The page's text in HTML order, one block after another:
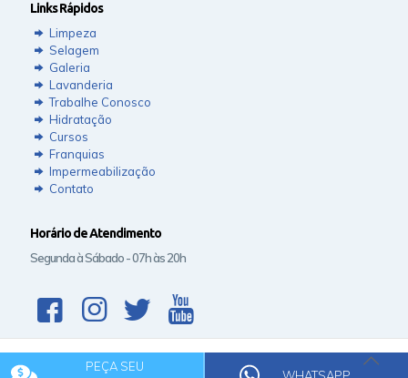
PEÇA SEU
WHATSAPP
Links Rápidos
Limpeza
Selagem
Galeria
Lavanderia
Trabalhe Conosco
Hidratação
Cursos
Franquias
Impermeabilização
Contato
Horário de Atendimento
Segunda à Sábado - 07h às 20h
© 2020 Rede Clean.